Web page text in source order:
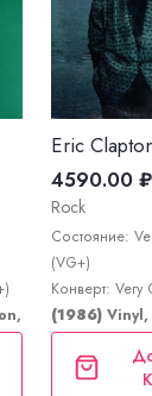
Reissue, Stereo
Eric
4590.00 ₽
Rock
Состояние:
(VG+)
Конверт:
(1986) Vinyl,